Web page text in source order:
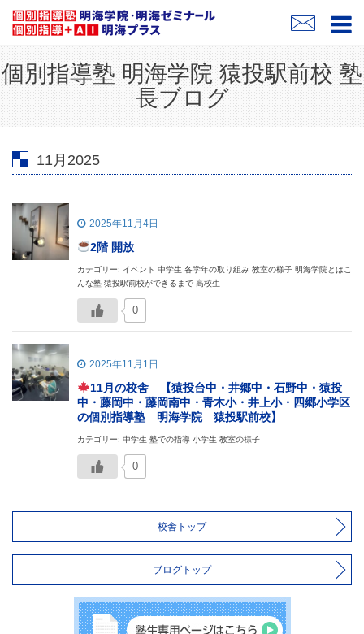
個別指導塾 明海学院 猿投駅前校 塾
長ブログ
11月2025
2025年11月4日
2階 開放
カテゴリー: イベント 中学生 各学年の取り組み 教室の様子 明海学院とはこ
んな塾 猿投駅前校ができるまで 高校生
0
2025年11月1日
11月の校舎 【猿投台中・井郷中・石野中・猿投
中・藤岡中・藤岡南中・青木小・井上小・四郷小学区
の個別指導塾 明海学院 猿投駅前校】
カテゴリー: 中学生 塾での指導 小学生 教室の様子
0
校舎トップ
ブログトップ